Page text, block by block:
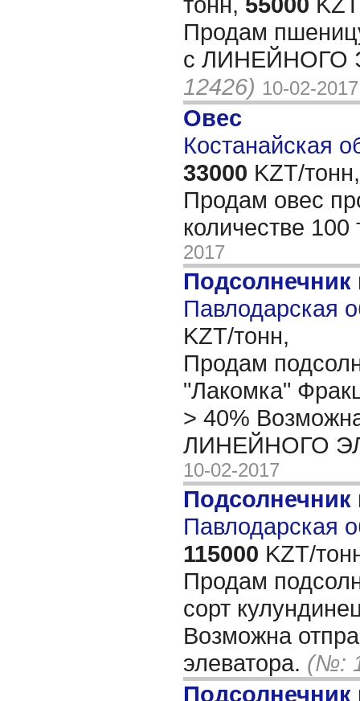
Продам
с ЛИНЕЙНОГО
12426) 10-02-2017
Овес
Костанайская
33000 KZT/тонн,
Продам овес
количестве
2017
Подсолнечник
Павлодарская
KZT/тонн,
Продам
"Лакомка"
> 40%
ЛИНЕЙНОГО
10-02-2017
Подсолнечник
Павлодарская
115000 KZT/
Продам
сорт
Возможна
элеватора. (№:
Подсолнечник